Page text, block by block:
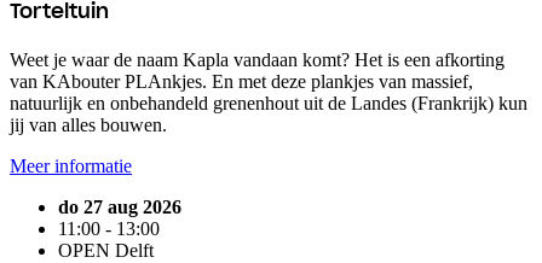
Torteltuin
Weet je waar de naam Kapla vandaan komt? Het is een afkorting
van KAbouter PLAnkjes. En met deze plankjes van massief,
natuurlijk en onbehandeld grenenhout uit de Landes (Frankrijk) kun
jij van alles bouwen.
Meer informatie
do 27 aug 2026
11:00 - 13:00
OPEN Delft